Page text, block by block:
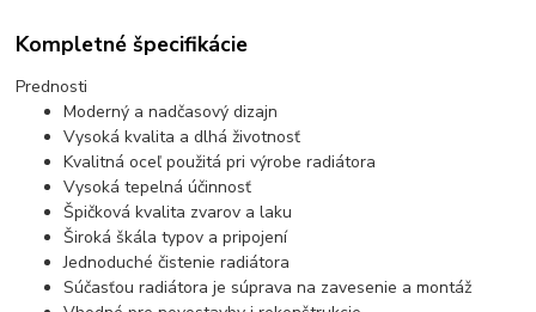
Kompletné špecifikácie
Prednosti
Moderný a nadčasový dizajn
Vysoká kvalita a dlhá životnosť
Kvalitná oceľ použitá pri výrobe radiátora
Vysoká tepelná účinnosť
Špičková kvalita zvarov a laku
Široká škála typov a pripojení
Jednoduché čistenie radiátora
Súčasťou radiátora je súprava na zavesenie a montáž